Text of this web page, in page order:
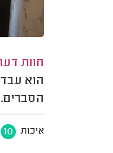
חוות
הוא
איכות 10